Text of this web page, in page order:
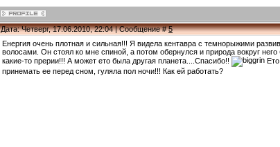
Дата: Четверг, 17.06.2010, 22:04 | Сообщение #5
Енергия очень плотная и сильная!!! Я видела кентавра с темнорыжими
волосами. Он стоял ко мне спиной, а потом обернулся и природа вокруг него
какие-то прерии!!! А может ето была другая планета....Спасибо!!
принемать ее перед сном, гуляла пол ночи!!! Как ей работать?